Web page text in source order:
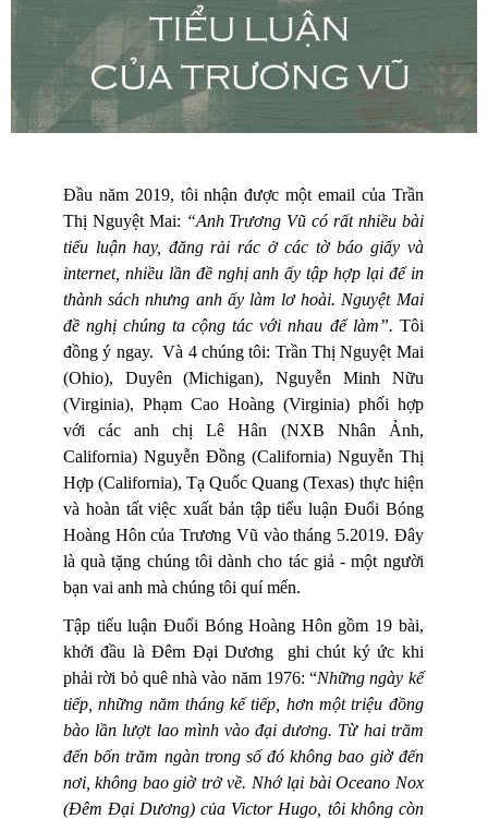
Đầu năm 2019, tôi nhận được một email của Trần
Thị Nguyệt Mai: “Anh Trương Vũ có rất nhiều bài
tiểu luận hay, đăng rải rác ở các tờ báo giấy và
internet, nhiều lần đề nghị anh ấy tập hợp lại để in
thành sách nhưng anh ấy làm lơ hoài. Nguyệt Mai
đề nghị chúng ta cộng tác với nhau để làm”. Tôi
đồng ý ngay. Và 4 chúng tôi: Trần Thị Nguyệt Mai
(Ohio), Duyên (Michigan), Nguyễn Minh Nữu
(Virginia), Phạm Cao Hoàng (Virginia) phối hợp
với các anh chị Lê Hân (NXB Nhân Ảnh,
California) Nguyễn Đồng (California) Nguyễn Thị
Hợp (California), Tạ Quốc Quang (Texas) thực hiện
và hoàn tất việc xuất bản tập tiểu luận Đuổi Bóng
Hoàng Hôn của Trương Vũ vào tháng 5.2019. Đây
là quà tặng chúng tôi dành cho tác giả - một người
bạn vai anh mà chúng tôi quí mến.
Tập tiểu luận Đuổi Bóng Hoàng Hôn gồm 19 bài,
khởi đầu là Đêm Đại Dương
ghi chút ký ức khi
phải rời bỏ quê nhà vào năm 1976: “Những ngày kế
tiếp, những năm tháng kế tiếp, hơn một triệu đồng
bào lần lượt lao mình vào đại dương. Từ hai trăm
đến bốn trăm ngàn trong số đó không bao giờ đến
nơi, không bao giờ trở về. Nhớ lại bài Oceano Nox
(Đêm Đại Dương) của Victor Hugo, tôi không còn